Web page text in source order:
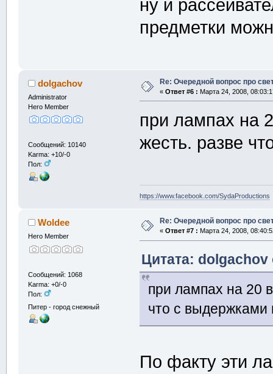
ну и
предметки
dolgachov
Administrator
Hero Member
Сообщений: 10140
Karma: +10/-0
Пол:
Re: Очередной вопрос про
« Ответ #6 : Марта 24, 2008,
при лампах на
жесть. разве
https://www.facebook.com/SydaProductions
Woldee
Hero Member
Сообщений: 1068
Karma: +0/-0
Пол:
Питер - город снежный
Re: Очередной вопрос про
« Ответ #7 : Марта 24, 2008,
Цитата: dolgachov
при лампах на 20
что с выдержками
По факту эти